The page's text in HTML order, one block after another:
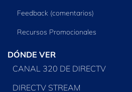
Feedback (comentarios)
Recursos Promocionales
DÓNDE VER
CANAL 320 DE DIRECTV
DIRECTV STREAM